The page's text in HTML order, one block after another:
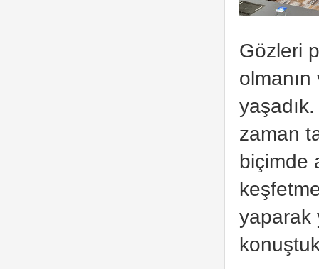
Gözleri
zaman
biçimde
yaparak